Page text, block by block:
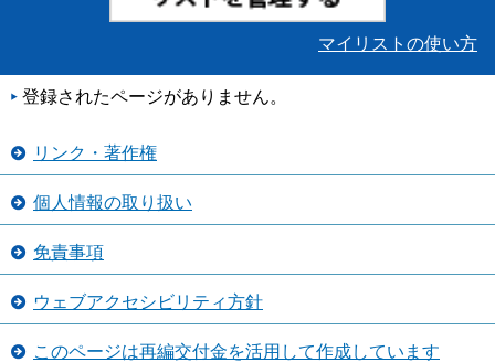
マイリストの使い方
登録されたページがありません。
リンク・著作権
個人情報の取り扱い
免責事項
ウェブアクセシビリティ方針
このページは再編交付金を活用して作成しています